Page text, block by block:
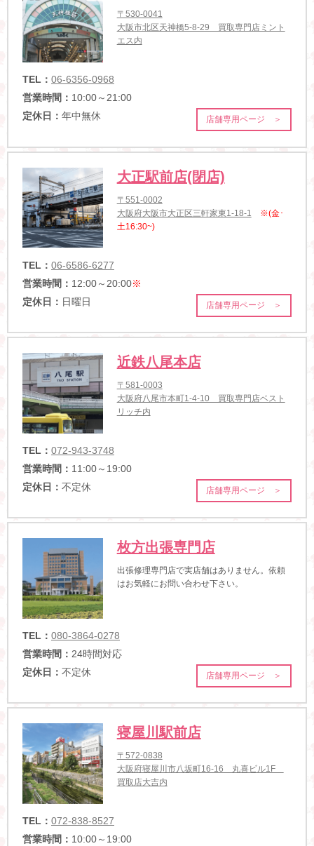
〒530-0041
大阪市北区天神橋5-8-29 買取専門店ミント
エス内
TEL： 06-6356-0968
営業時間： 10:00～21:00
定休日： 年中無休 店舗専用ページ ＞
大正駅前店(閉店)
〒551-0002
大阪府大阪市大正区三軒家東1-18-1
※(金･
土16:30~)
TEL： 06-6586-6277
営業時間： 12:00～20:00※
定休日： 日曜日 店舗専用ページ ＞
近鉄八尾本店
〒581-0003
大阪府八尾市本町1-4-10 買取専門店ベスト
リッチ内
TEL： 072-943-3748
営業時間： 11:00～19:00
定休日： 不定休 店舗専用ページ ＞
枚方出張専門店
出張修理専門店で実店舗はありません。依頼
はお気軽にお問い合わせ下さい。
TEL： 080-3864-0278
営業時間： 24時間対応
定休日： 不定休 店舗専用ページ ＞
寝屋川駅前店
〒572-0838
大阪府寝屋川市八坂町16-16 丸喜ビル1F
買取店大吉内
TEL： 072-838-8527
営業時間： 10:00～19:00